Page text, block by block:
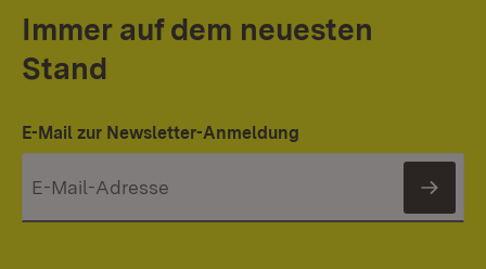
Immer auf dem neuesten
Stand
E-Mail zur Newsletter-Anmeldung